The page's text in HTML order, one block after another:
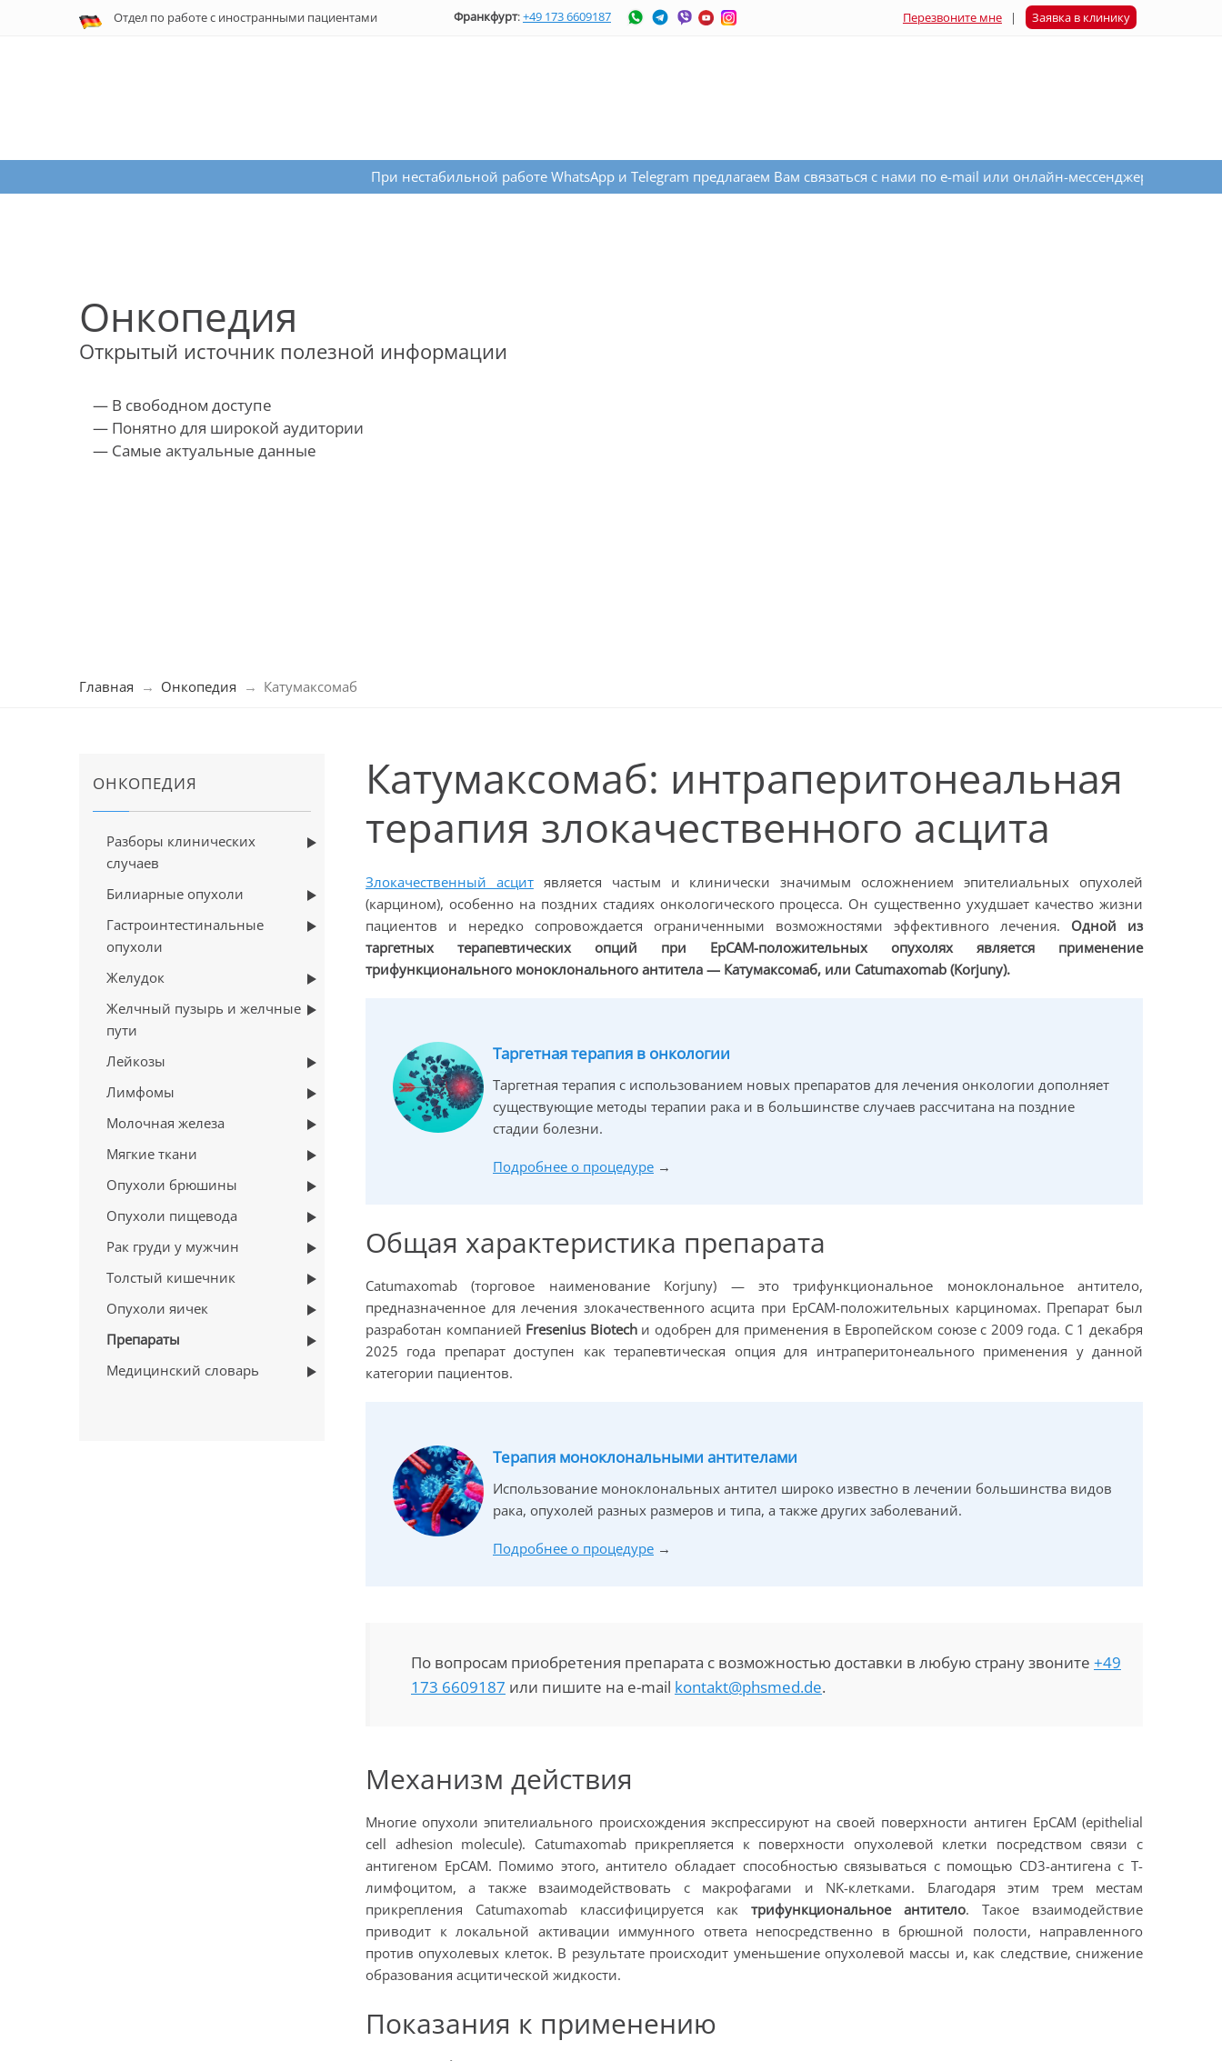
Отдел по работе с иностранными пациентами Франкфурт:+49 173 6609187 Перезвоните мне | Заявка в клинику
При нестабильной работе WhatsApp и Telegram предлагаем Вам связаться с нами по e-mail или онлайн-мессенджера на сайте справа
Онкопедия
Открытый источник полезной информации
— В свободном доступе
— Понятно для широкой аудитории
— Самые актуальные данные
Главная Онкопедия Катумаксомаб
Катумаксомаб: интраперитонеальная
терапия злокачественного асцита
Злокачественный асцитявляется частым и клинически значимым осложнением эпителиальных опухолей
(карцином), особенно на поздних стадиях онкологического процесса. Он существенно ухудшает качество жизни
пациентов и нередко сопровождается ограниченными возможностями эффективного лечения. Одной из
таргетных терапевтических опций при EpCAM-положительныхопухолях является применение
трифункционального моноклонального антитела — Катумаксомаб, или Catumaxomab (Korjuny).
Таргетная терапия в онкологии
Таргетная терапия с использованием новых препаратов для лечения онкологии дополняет
существующие методы терапии рака и в большинстве случаев рассчитана на поздние
стадии болезни.
Подробнее о процедуре →
Общая характеристика препарата
Catumaxomab (торговое наименование Korjuny) — это трифункциональное моноклональное антитело,
предназначенное для лечения злокачественного асцита при EpCAM-положительных карциномах. Препарат был
разработан компанией Fresenius Biotechи одобрен для применения в Европейском союзе с 2009 года. С 1 декабря
2025 года препарат доступен как терапевтическая опция для интраперитонеального применения у данной
категории пациентов.
Терапия моноклональными антителами
Использование моноклональных антител широко известно в лечении большинства видов
рака, опухолей разных размеров и типа, а также других заболеваний.
Подробнее о процедуре →
По вопросам приобретения препарата с возможностью доставки в любую страну звоните +49
173 6609187 или пишите на e-mail kontakt@phsmed.de.
Механизм действия
Многие опухоли эпителиального происхождения экспрессируют на своей поверхности антиген EpCAM (epithelial
cell adhesion molecule). Catumaxomab прикрепляется к поверхности опухолевой клетки посредством связи с
антигеном ЕрСАМ. Помимо этого, антитело обладает способностью связываться с помощью CD3-антигена с T-
лимфоцитом, а также взаимодействовать с макрофагами и NK-клетками. Благодаря этим трем местам
прикрепления Catumaxomab классифицируется как трифункциональное антитело. Такое взаимодействие
приводит к локальной активации иммунного ответа непосредственно в брюшной полости, направленного
против опухолевых клеток. В результате происходит уменьшение опухолевой массы и, как следствие, снижение
образования асцитической жидкости.
Показания к применению
ОНКОПЕДИЯ
Разборы клинических
случаев
Билиарные опухоли
Гастроинтестинальные
опухоли
Желудок
Желчный пузырь и желчные
пути
Лейкозы
Лимфомы
Молочная железа
Мягкие ткани
Опухоли брюшины
Опухоли пищевода
Рак груди у мужчин
Толстый кишечник
Опухоли яичек
Препараты
Медицинский словарь